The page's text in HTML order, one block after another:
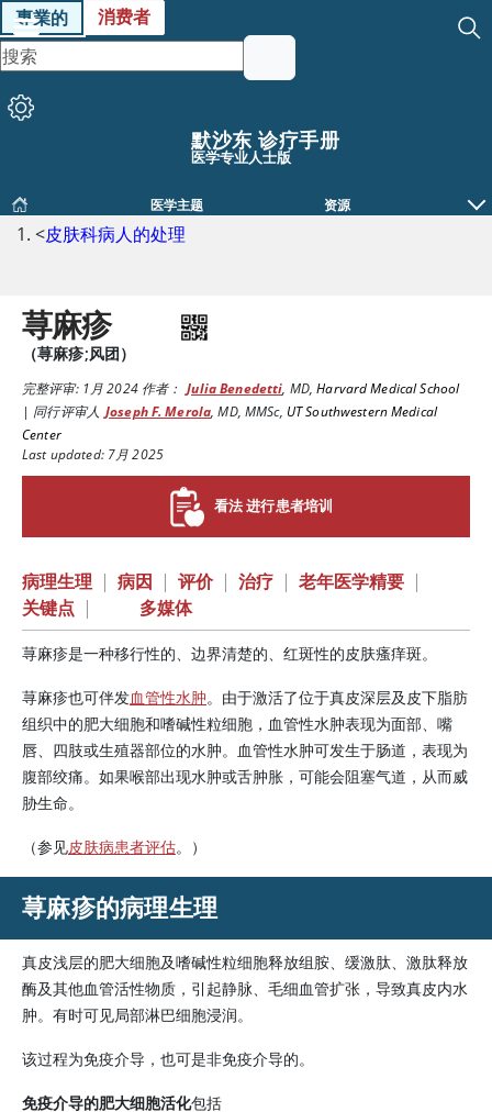
專業的 消费者
默沙东 诊疗手册
医学专业人士版
医学主题 资源
<皮肤科病人的处理
荨麻疹
（荨麻疹;风团）
完整评审:1月 2024作者： Julia Benedetti, MD,Harvard Medical School
| 同行评审人 Joseph F. Merola,MD, MMSc, UT Southwestern Medical
Center
Last updated: 7月 2025
看法 进行患者培训
病理生理 | 病因 | 评价 | 治疗 | 老年医学精要 |
关键点 | 多媒体
荨麻疹是一种移行性的、边界清楚的、红斑性的皮肤瘙痒斑。
荨麻疹也可伴发血管性水肿。由于激活了位于真皮深层及皮下脂肪
组织中的肥大细胞和嗜碱性粒细胞，血管性水肿表现为面部、嘴
唇、四肢或生殖器部位的水肿。血管性水肿可发生于肠道，表现为
腹部绞痛。如果喉部出现水肿或舌肿胀，可能会阻塞气道，从而威
胁生命。
（参见皮肤病患者评估。）
荨麻疹的病理生理
真皮浅层的肥大细胞及嗜碱性粒细胞释放组胺、缓激肽、激肽释放
酶及其他血管活性物质，引起静脉、毛细血管扩张，导致真皮内水
肿。有时可见局部淋巴细胞浸润。
该过程为免疫介导，也可是非免疫介导的。
免疫介导的肥大细胞活化包括